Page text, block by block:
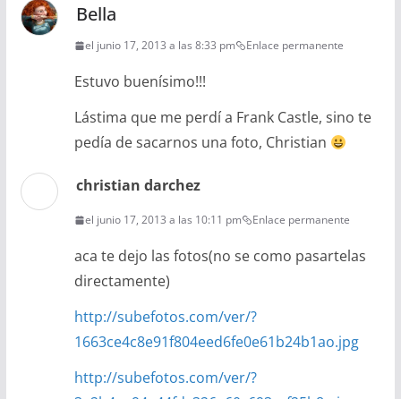
Bella
el junio 17, 2013 a las 8:33 pm Enlace permanente
Estuvo buenísimo!!!
Lástima que me perdí a Frank Castle, sino te
pedía de sacarnos una foto, Christian
christian darchez
el junio 17, 2013 a las 10:11 pm Enlace permanente
aca te dejo las fotos(no se como pasartelas
directamente)
http://subefotos.com/ver/?
1663ce4c8e91f804eed6fe0e61b24b1ao.jpg
http://subefotos.com/ver/?